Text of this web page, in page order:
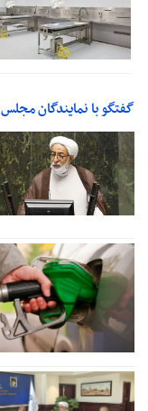
گفتگو با نمایندگان مجلس